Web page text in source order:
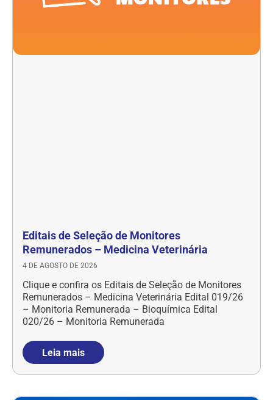
Editais de Seleção de Monitores
Remunerados – Medicina Veterinária
4 DE AGOSTO DE 2026
Clique e confira os Editais de Seleção de Monitores
Remunerados – Medicina Veterinária Edital 019/26
– Monitoria Remunerada – Bioquímica Edital
020/26 – Monitoria Remunerada
Leia mais